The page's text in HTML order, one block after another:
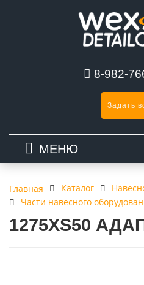
8-982-
Задать
МЕНЮ
Главная Каталог
Части навесного
1275XS50